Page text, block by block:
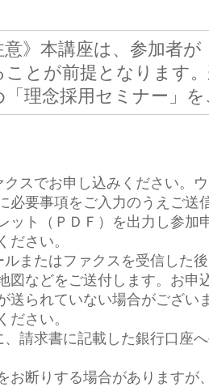
意》本講座は、参加者
ことが前提となります
「理念採用セミナー」
スでお申し込みください。
必要事項をご入力のうえご送
ット（ＰＤＦ）を出力し参加
ださい。
またはファクスを受信した
図などをご送付します。お申
送られていない場合がござい
ださい。
請求書に記載した銀行口座
お断りする場合がありますが